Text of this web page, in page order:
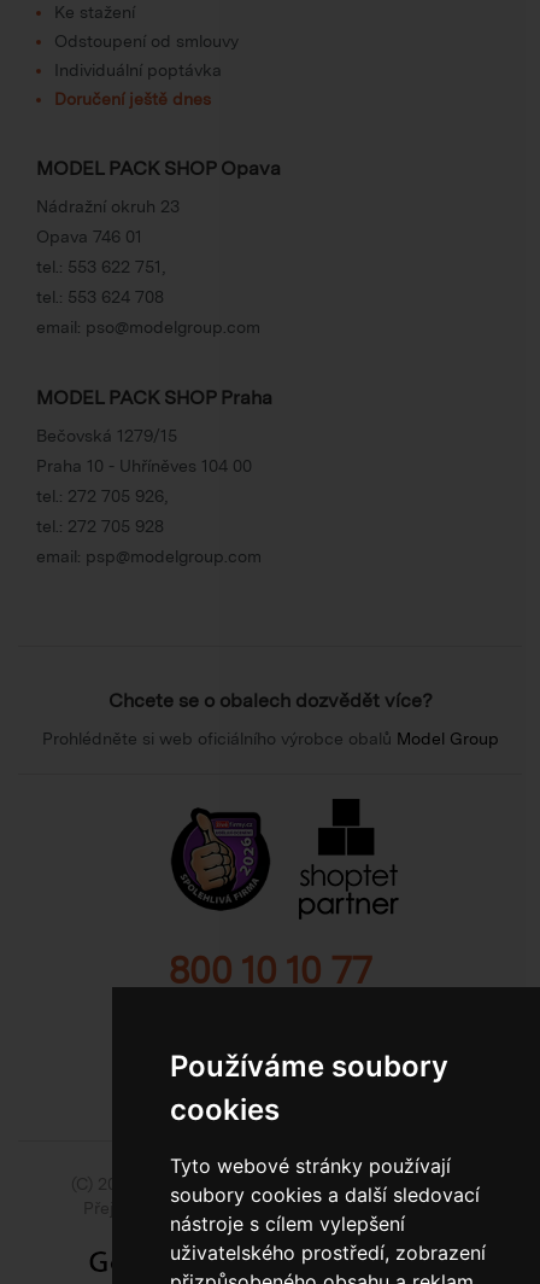
Používáme soubory
cookies
Tyto webové stránky používají
soubory cookies a další sledovací
nástroje s cílem vylepšení
uživatelského prostředí, zobrazení
Ke stažení
Odstoupení od smlouvy
Individuální poptávka
Doručení ještě dnes
MODEL PACK SHOP Opava
Nádražní okruh 23
Opava 746 01
tel.: 553 622 751
tel.: 553 624 708
email: pso@modelgroup.com
MODEL PACK SHOP Praha
Bečovská 1279/15
Praha 10 - Uhříněves 104 00
tel.: 272 705 926
tel.: 272 705 928
email: psp@modelgroup.com
Chcete se o obalech dozvědět více?
Prohlédněte si web oficiálního výrobce obalů Model Group
800 10 10 77
(C) 2014 - 2026 Model Obaly a.s.,
ISSA CZECH s.r.o.
Přejít na slovenskou pobočku Model Pack Shop